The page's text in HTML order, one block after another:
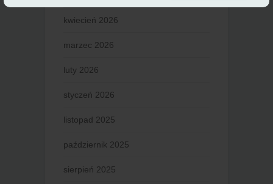
kwiecień 2026
marzec 2026
luty 2026
styczeń 2026
listopad 2025
październik 2025
sierpień 2025